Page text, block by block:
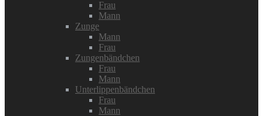
Frau
Mann
Zunge
Mann
Frau
Zungenbändchen
Frau
Mann
Unterlippenbändchen
Frau
Mann